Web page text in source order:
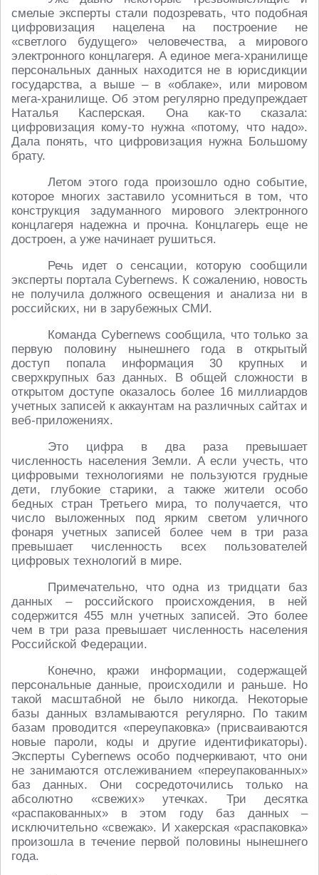
смелые эксперты стали подозревать, что подобная
цифровизация нацелена на построение не
«светлого будущего» человечества, а мирового
электронного концлагеря. А единое мега-хранилище
персональных данных находится не в юрисдикции
государства, а выше – в «облаке», или мировом
мега-хранилище. Об этом регулярно предупреждает
Наталья Касперская. Она как-то сказала:
цифровизация кому-то нужна «потому, что надо».
Дала понять, что цифровизация нужна Большому
брату.
Летом этого года произошло одно событие,
которое многих заставило усомниться в том, что
конструкция задуманного мирового электронного
концлагеря надежна и прочна. Концлагерь еще не
достроен, а уже начинает рушиться.
Речь идет о сенсации, которую сообщили
эксперты портала Cybernews. К сожалению, новость
не получила должного освещения и анализа ни в
российских, ни в зарубежных СМИ.
Команда Cybernews сообщила, что только за
первую половину нынешнего года в открытый
доступ попала информация 30 крупных и
сверхкрупных баз данных. В общей сложности в
открытом доступе оказалось более 16 миллиардов
учетных записей к аккаунтам на различных сайтах и
веб-приложениях.
Это цифра в два раза превышает
численность населения Земли. А если учесть, что
цифровыми технологиями не пользуются грудные
дети, глубокие старики, а также жители особо
бедных стран Третьего мира, то получается, что
число выложенных под ярким светом уличного
фонаря учетных записей более чем в три раза
превышает численность всех пользователей
цифровых технологий в мире.
Примечательно, что одна из тридцати баз
данных – российского происхождения, в ней
содержится 455 млн учетных записей. Это более
чем в три раза превышает численность населения
Российской Федерации.
Конечно, кражи информации, содержащей
персональные данные, происходили и раньше. Но
такой масштабной не было никогда. Некоторые
базы данных взламываются регулярно. По таким
базам проводится «переупаковка» (присваиваются
новые пароли, коды и другие идентификаторы).
Эксперты Cybernews особо подчеркивают, что они
не занимаются отслеживанием «переупакованных»
баз данных. Они сосредоточились только на
абсолютно «свежих» утечках. Три десятка
«распакованных» в этом году баз данных –
исключительно «свежак». И хакерская «распаковка»
произошла в течение первой половины нынешнего
года.